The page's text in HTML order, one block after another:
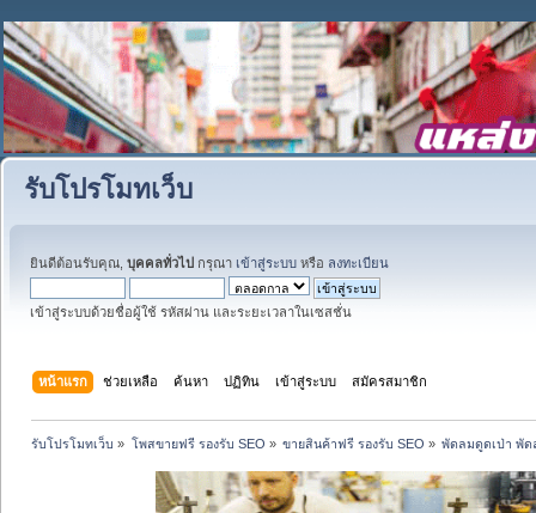
รับโปรโมทเว็บ
ยินดีต้อนรับคุณ, บุคคลทั่วไป กรุณา เข้าสู่ระบบ หรือ ลงทะเบียน
เข้าสู่ระบบด้วยชื่อผู้ใช้ รหัสผ่าน และระยะเวลาในเซสชั่น
หน้าแรก ช่วยเหลือ ค้นหา ปฏิทิน เข้าสู่ระบบ สมัครสมาชิก
รับโปรโมทเว็บ » โพสขายฟรี รองรับ SEO » ขายสินค้าฟรี รองรับ SEO » พัดลมดูดเป่า พัด